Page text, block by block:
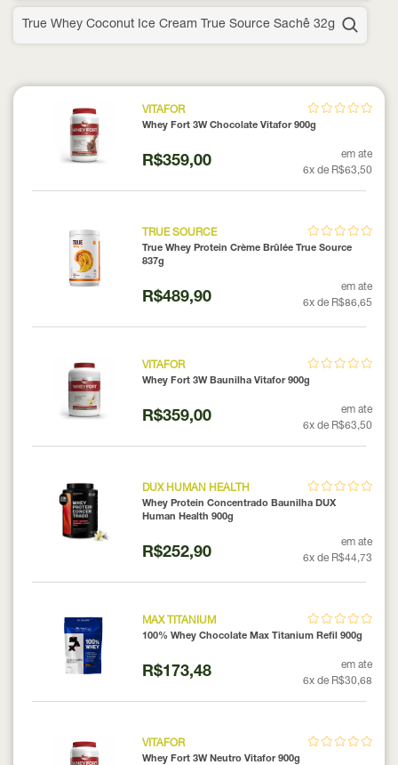
True Whey Coconut Ice Cream True Source Sachê 32g
VITAFOR
Whey Fort 3W Chocolate Vitafor 900g
R$359,00
em ate
6x de R$63,50
TRUE SOURCE
True Whey Protein Crème Brûlée True Source
837g
R$489,90
em ate
6x de R$86,65
VITAFOR
Whey Fort 3W Baunilha Vitafor 900g
R$359,00
em ate
6x de R$63,50
DUX HUMAN HEALTH
Whey Protein Concentrado Baunilha DUX
Human Health 900g
R$252,90
em ate
6x de R$44,73
MAX TITANIUM
100% Whey Chocolate Max Titanium Refil 900g
R$173,48
em ate
6x de R$30,68
VITAFOR
Whey Fort 3W Neutro Vitafor 900g